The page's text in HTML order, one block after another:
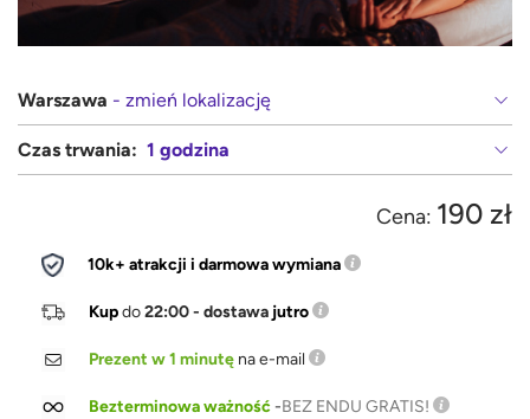
Warszawa - zmień lokalizację
Czas trwania: 1 godzina
Cena: 190 zł
10k+ atrakcji i darmowa wymiana
Kupdo22:00 - dostawa jutro
Prezent w 1 minutę na e-mail
Bezterminowa ważność-BEZ ENDU GRATIS!